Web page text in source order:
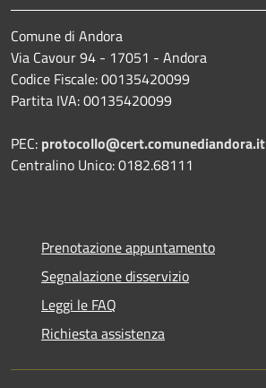
Comune di Andora
Via Cavour 94 - 17051 - Andora
Codice Fiscale: 00135420099
Partita IVA: 00135420099
PEC: protocollo@cert.comunediandora.it
Centralino Unico: 0182.68111
Prenotazione appuntamento
Segnalazione disservizio
Leggi le FAQ
Richiesta assistenza